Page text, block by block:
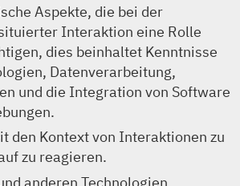
Aspekte, die bei der
Interaktion eine Rolle
dies beinhaltet Kenntnisse
Datenverarbeitung,
und die Integration von Software
den Kontext von Interaktionen zu
zu reagieren.
anderen Technologien